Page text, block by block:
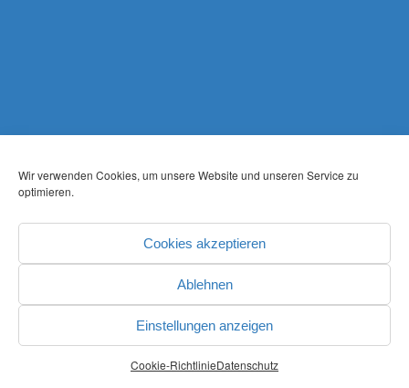
Wir verwenden Cookies, um unsere Website und unseren Service zu
optimieren.
Cookies akzeptieren
Ablehnen
Einstellungen anzeigen
Cookie-RichtlinieDatenschutz